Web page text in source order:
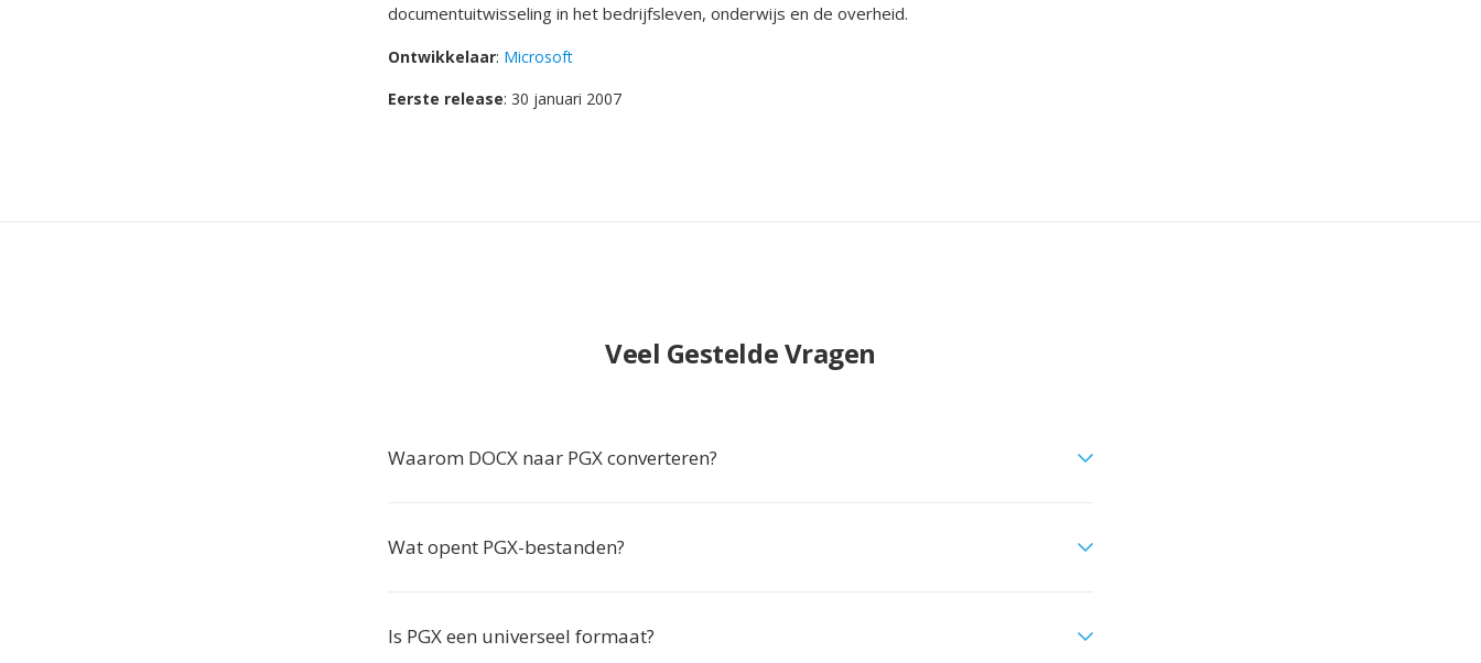
documentuitwisseling in het bedrijfsleven, onderwijs en de overheid.
Ontwikkelaar: Microsoft
Eerste release: 30 januari 2007
Veel Gestelde Vragen
Waarom DOCX naar PGX converteren?
Wat opent PGX-bestanden?
Is PGX een universeel formaat?